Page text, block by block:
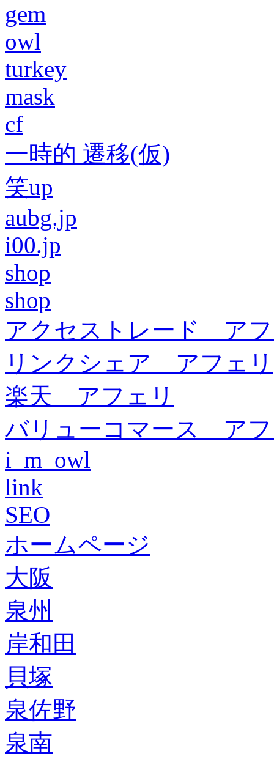
gem
owl
turkey
mask
cf
一時的 遷移(仮)
笑up
aubg.jp
i00.jp
shop
shop
アクセストレード ア
リンクシェア アフェリ
楽天 アフェリ
バリューコマース ア
i_m_owl
link
SEO
ホームページ
大阪
泉州
岸和田
貝塚
泉佐野
泉南